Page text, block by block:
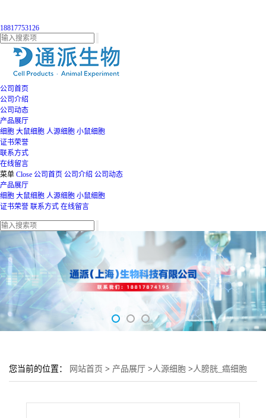
18817753126
公司首页
公司介绍
公司动态
产品展厅
细胞 大鼠细胞 人源细胞 小鼠细胞
证书荣誉
联系方式
在线留言
菜单 Close 公司首页 公司介绍 公司动态
产品展厅
细胞 大鼠细胞 人源细胞 小鼠细胞
证书荣誉 联系方式 在线留言
您当前的位置： 网站首页 > 产品展厅 >人源细胞 >人膀胱_癌细胞